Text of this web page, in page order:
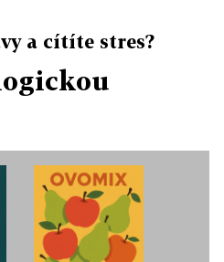
a cítíte stres?